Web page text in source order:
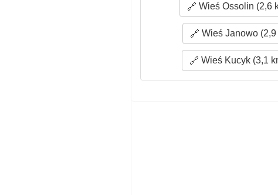
Wieś Ossolin (2,6
Wieś Janowo (2,9
Wieś Kucyk (3,1